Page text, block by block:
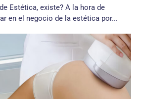
Estética, existe? A la hora de
en el negocio de la estética por...